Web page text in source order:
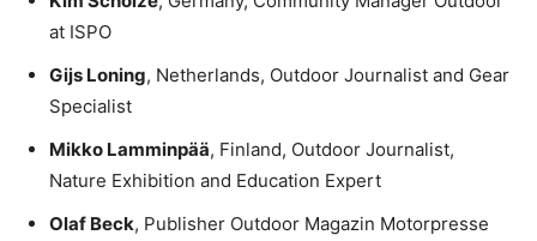
at ISPO
Gijs Loning, Netherlands, Outdoor Journalist and Gear
Specialist
Mikko Lamminpää, Finland, Outdoor Journalist,
Nature Exhibition and Education Expert
Olaf Beck, Publisher Outdoor Magazin Motorpresse